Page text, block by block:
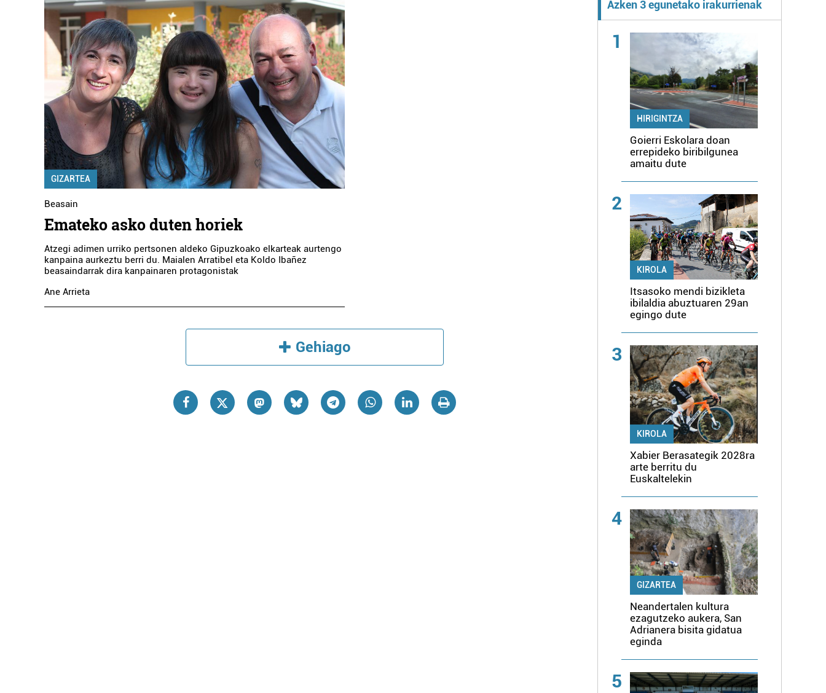
GIZARTEA
Beasain
Emateko asko duten horiek
Atzegi adimen urriko pertsonen aldeko Gipuzkoako elkarteak aurtengo
kanpaina aurkeztu berri du. Maialen Arratibel eta Koldo Ibañez
beasaindarrak dira kanpainaren protagonistak
Ane Arrieta
Gehiago
Azken 3 egunetako irakurrienak
1
HIRIGINTZA
Goierri Eskolara doan
errepideko biribilgunea
amaitu dute
2
KIROLA
Itsasoko mendi bizikleta
ibilaldia abuztuaren 29an
egingo dute
3
KIROLA
Xabier Berasategik 2028ra
arte berritu du
Euskaltelekin
4
GIZARTEA
Neandertalen kultura
ezagutzeko aukera, San
Adrianera bisita gidatua
eginda
5